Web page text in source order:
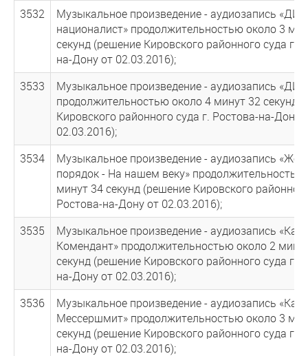
3532
Музыкальное произведение - аудиозапись
националист» продолжительностью около 3
секунд (решение Кировского районного суда г.
на-Дону от 02.03.2016);
3533
Музыкальное произведение - аудиозапись «ДИВ
продолжительностью около 4 минут 32 секунд
Кировского районного суда г. Ростова-на-Дону
02.03.2016);
3534
Музыкальное произведение - аудиозапись
порядок - На нашем веку» продолжительностью
минут 34 секунд (решение Кировского
Ростова-на-Дону от 02.03.2016);
3535
Музыкальное произведение - аудиозапись
Комендант» продолжительностью около 2
секунд (решение Кировского районного суда г.
на-Дону от 02.03.2016);
3536
Музыкальное произведение - аудиозапись
Мессершмит» продолжительностью около 3
секунд (решение Кировского районного суда г.
на-Дону от 02.03.2016);